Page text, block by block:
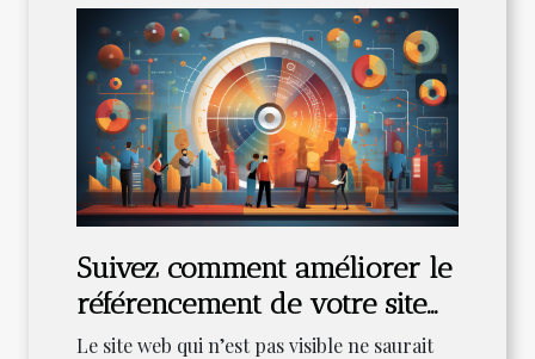
Suivez comment améliorer le
référencement de votre site
web
Le site web qui n’est pas visible ne saurait